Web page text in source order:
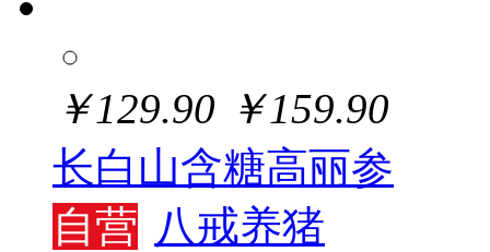
￥129.90 ￥159.90
长白山含糖高丽参
自营 八戒养猪